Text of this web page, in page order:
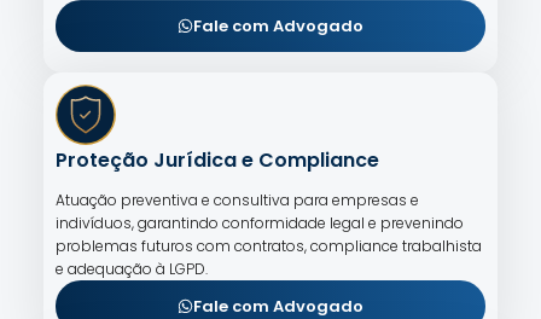
Fale com Advogado
Proteção Jurídica e Compliance
Atuação preventiva e consultiva para empresas e
indivíduos, garantindo conformidade legal e prevenindo
problemas futuros com contratos, compliance trabalhista
e adequação à LGPD.
Fale com Advogado